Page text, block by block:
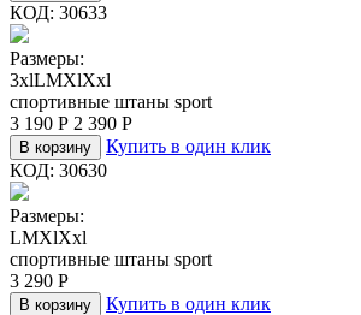
КОД: 30633
Размеры:
3xlLMXlXxl
спортивные штаны sport
3 190 Р 2 390 Р
В корзину
Купить в один клик
КОД: 30630
Размеры:
LMXlXxl
спортивные штаны sport
3 290 Р
В корзину
Купить в один клик